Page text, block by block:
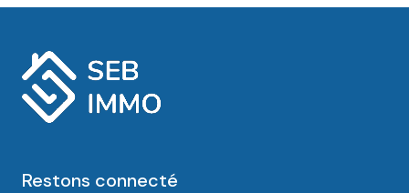
Restons connecté